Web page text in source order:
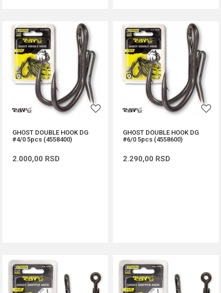
GHOST DOUBLE HOOK DG
#4/0 5pcs (4558400)
2.000,00 RSD
GHOST DOUBLE HOOK DG
#6/0 5pcs (4558600)
2.290,00 RSD